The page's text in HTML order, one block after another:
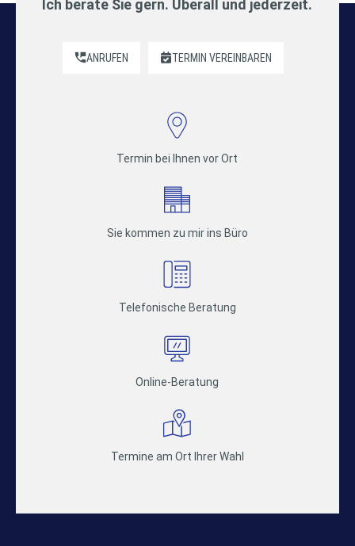
Ich berate Sie gern. Überall und jederzeit.
ANRUFEN TERMIN VEREINBAREN
Termin bei Ihnen vor Ort
Sie kommen zu mir ins Büro
Telefonische Beratung
Online-Beratung
Termine am Ort Ihrer Wahl